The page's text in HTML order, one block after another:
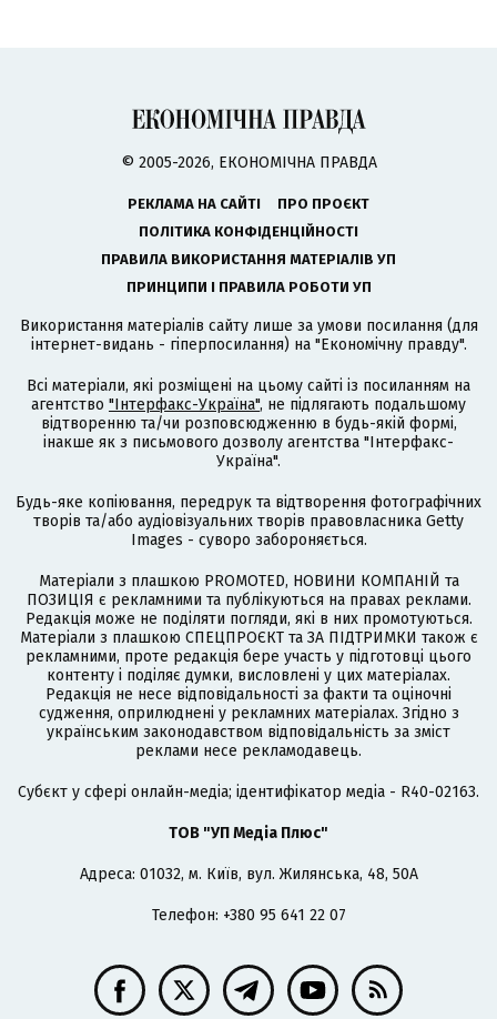
© 2005-2026, ЕКОНОМІЧНА ПРАВДА
РЕКЛАМА НА САЙТІ
ПРО ПРОЄКТ
ПОЛІТИКА КОНФІДЕНЦІЙНОСТІ
ПРАВИЛА ВИКОРИСТАННЯ МАТЕРІАЛІВ УП
ПРИНЦИПИ І ПРАВИЛА РОБОТИ УП
Використання матеріалів сайту лише за умови посилання (для
інтернет-видань - гіперпосилання) на "Економічну правду".
Всі матеріали, які розміщені на цьому сайті із посиланням на
агентство "Інтерфакс-Україна", не підлягають подальшому
відтворенню та/чи розповсюдженню в будь-якій формі,
інакше як з письмового дозволу агентства "Інтерфакс-
Україна".
Будь-яке копіювання, передрук та відтворення фотографічних
творів та/або аудіовізуальних творів правовласника Getty
Images - суворо забороняється.
Матеріали з плашкою PROMOTED, НОВИНИ КОМПАНІЙ та
ПОЗИЦІЯ є рекламними та публікуються на правах реклами.
Редакція може не поділяти погляди, які в них промотуються.
Матеріали з плашкою СПЕЦПРОЄКТ та ЗА ПІДТРИМКИ також є
рекламними, проте редакція бере участь у підготовці цього
контенту і поділяє думки, висловлені у цих матеріалах.
Редакція не несе відповідальності за факти та оціночні
судження, оприлюднені у рекламних матеріалах. Згідно з
українським законодавством відповідальність за зміст
реклами несе рекламодавець.
Cубєкт у сфері онлайн-медіа; ідентифікатор медіа - R40-02163.
ТОВ "УП Медіа Плюс"
Адреса: 01032, м. Київ, вул. Жилянська, 48, 50А
Телефон: +380 95 641 22 07